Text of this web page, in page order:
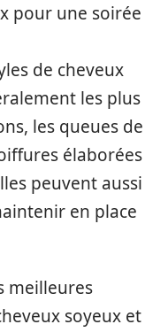
pour une soirée
de cheveux
les plus
les queues de
élaborées
peuvent aussi
en place
meilleures
soyeux et